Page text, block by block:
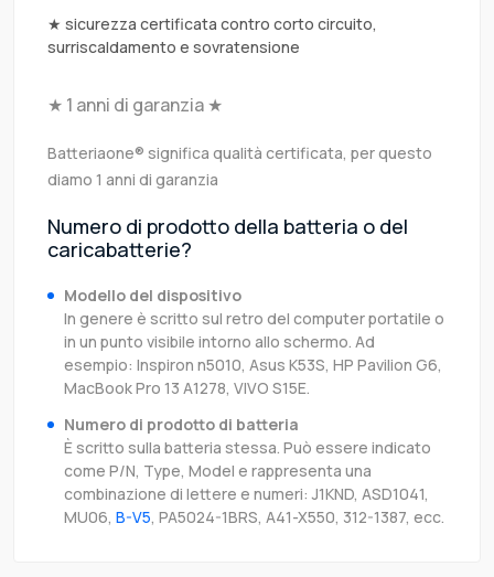
★ sicurezza certificata contro corto circuito,
surriscaldamento e sovratensione
★ 1 anni di garanzia ★
Batteriaone® significa qualità certificata, per questo
diamo 1 anni di garanzia
Numero di prodotto della batteria o del
caricabatterie?
Modello del dispositivo
In genere è scritto sul retro del computer portatile o
in un punto visibile intorno allo schermo. Ad
esempio: Inspiron n5010, Asus K53S, HP Pavilion G6,
MacBook Pro 13 A1278, VIVO S15E.
Numero di prodotto di batteria
È scritto sulla batteria stessa. Può essere indicato
come P/N, Type, Model e rappresenta una
combinazione di lettere e numeri: J1KND, ASD1041,
MU06, B-V5, PA5024-1BRS, A41-X550, 312-1387, ecc.